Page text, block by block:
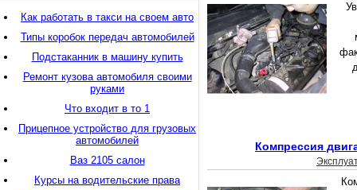
Компрессия
Как работать в такси на своем авто
Типы коробок передач автомобилей
Подстаканник в машину купить
Ремонт кузова автомобиля своими
руками
Что входит в то 1
Прицепное устройство для грузовых
автомобилей
Ваз 2105 салон
Курсы на водительские права